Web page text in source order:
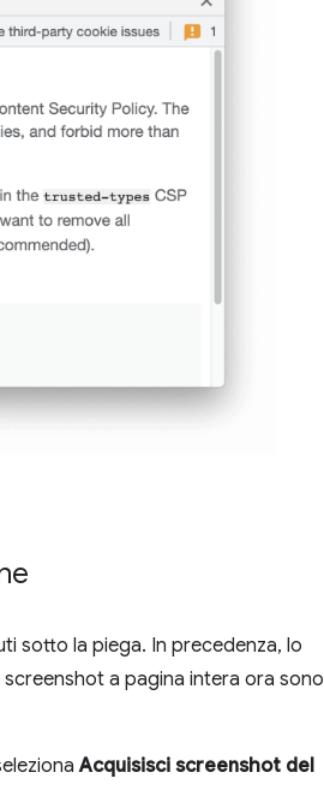
sotto la piega. In precedenza, lo
a pagina intera ora sono
Acquisisci screenshot del